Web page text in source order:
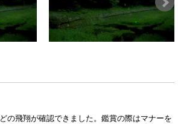
の飛翔が確認できました。鑑賞の際はマナーを